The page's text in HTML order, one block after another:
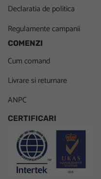
Declaratia de politica
Regulamente campanii
COMENZI
Cum comand
Livrare si returnare
ANPC
CERTIFICARI